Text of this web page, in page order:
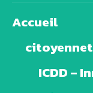
Accueil
ICDD –